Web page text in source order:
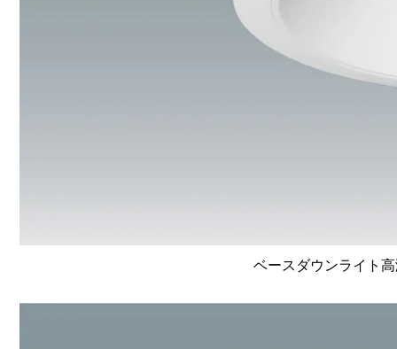
ベースダウンライト